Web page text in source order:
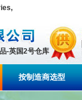
-英国2号仓库
按制造商选型